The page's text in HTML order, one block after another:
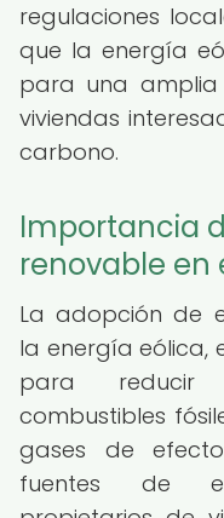
regulaciones
que la energía
para una
viviendas
carbono.
Importancia
renovable en
La adopción de
la energía eólica,
para
combustibles
gases de
fuentes de